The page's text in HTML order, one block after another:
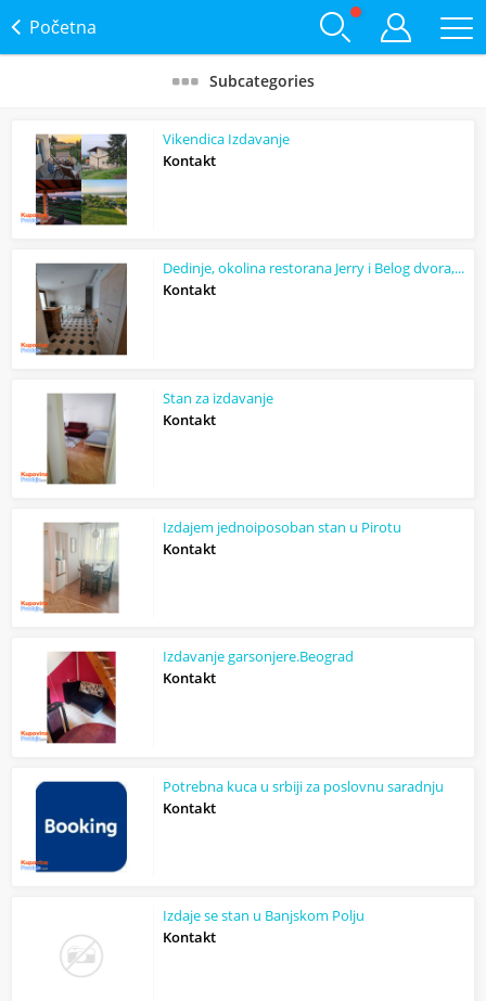
Početna
Subcategories
Vikendica Izdavanje
Kontakt
Dedinje, okolina restorana Jerry i Belog dvora, izuzetan trosoban stan, 64m2
Kontakt
Stan za izdavanje
Kontakt
Izdajem jednoiposoban stan u Pirotu
Kontakt
Izdavanje garsonjere.Beograd
Kontakt
Potrebna kuca u srbiji za poslovnu saradnju
Kontakt
Izdaje se stan u Banjskom Polju
Kontakt